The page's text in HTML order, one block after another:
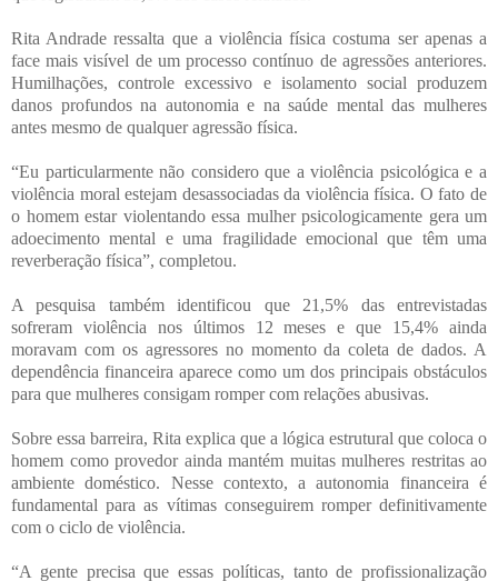
Rita Andrade ressalta que a violência física costuma ser apenas a
face mais visível de um processo contínuo de agressões anteriores.
Humilhações, controle excessivo e isolamento social produzem
danos profundos na autonomia e na saúde mental das mulheres
antes mesmo de qualquer agressão física.
“Eu particularmente não considero que a violência psicológica e a
violência moral estejam desassociadas da violência física. O fato de
o homem estar violentando essa mulher psicologicamente gera um
adoecimento mental e uma fragilidade emocional que têm uma
reverberação física”, completou.
A pesquisa também identificou que 21,5% das entrevistadas
sofreram violência nos últimos 12 meses e que 15,4% ainda
moravam com os agressores no momento da coleta de dados. A
dependência financeira aparece como um dos principais obstáculos
para que mulheres consigam romper com relações abusivas.
Sobre essa barreira, Rita explica que a lógica estrutural que coloca o
homem como provedor ainda mantém muitas mulheres restritas ao
ambiente doméstico. Nesse contexto, a autonomia financeira é
fundamental para as vítimas conseguirem romper definitivamente
com o ciclo de violência.
“A gente precisa que essas políticas, tanto de profissionalização